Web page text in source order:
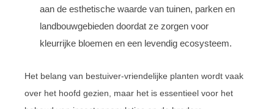
aan de esthetische waarde van tuinen, parken en
landbouwgebieden doordat ze zorgen voor
kleurrijke bloemen en een levendig ecosysteem.
Het belang van bestuiver-vriendelijke planten wordt vaak
over het hoofd gezien, maar het is essentieel voor het